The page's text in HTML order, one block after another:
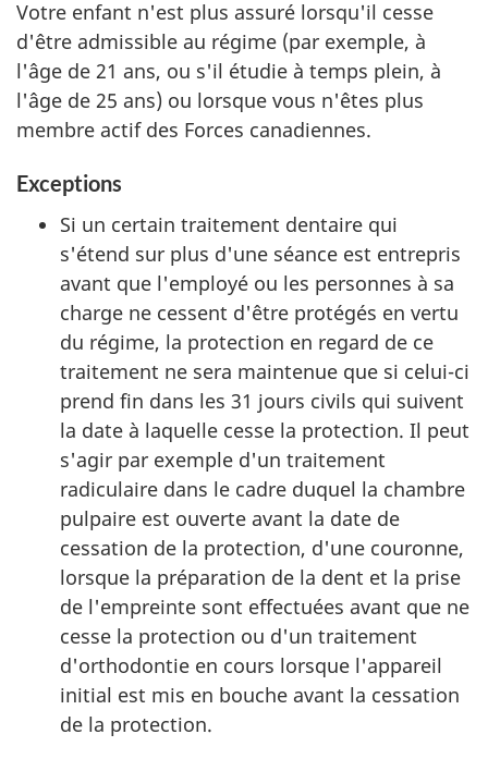
Votre enfant n'est plus assuré lorsqu'il cesse
d'être admissible au régime (par exemple, à
l'âge de 21 ans, ou s'il étudie à temps plein, à
l'âge de 25 ans) ou lorsque vous n'êtes plus
membre actif des Forces canadiennes.
Exceptions
Si un certain traitement dentaire qui
s'étend sur plus d'une séance est entrepris
avant que l'employé ou les personnes à sa
charge ne cessent d'être protégés en vertu
du régime, la protection en regard de ce
traitement ne sera maintenue que si celui-ci
prend fin dans les 31 jours civils qui suivent
la date à laquelle cesse la protection. Il peut
s'agir par exemple d'un traitement
radiculaire dans le cadre duquel la chambre
pulpaire est ouverte avant la date de
cessation de la protection, d'une couronne,
lorsque la préparation de la dent et la prise
de l'empreinte sont effectuées avant que ne
cesse la protection ou d'un traitement
d'orthodontie en cours lorsque l'appareil
initial est mis en bouche avant la cessation
de la protection.